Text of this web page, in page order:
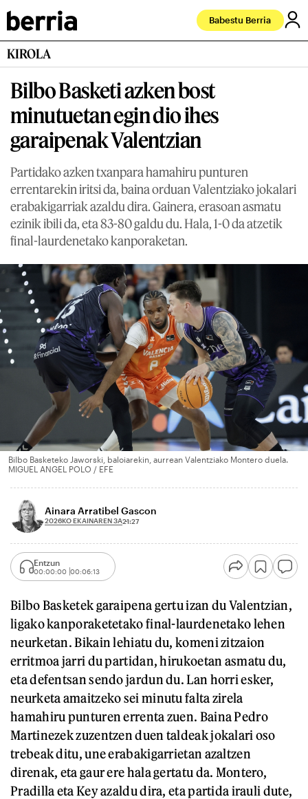
Babestu Berria
KIROLA
Bilbo Basketi azken bost
minutuetan egin dio ihes
garaipenak Valentzian
Partidako azken txanpara hamahiru punturen
errentarekin iritsi da, baina orduan Valentziako jokalari
erabakigarriak azaldu dira. Gainera, erasoan asmatu
ezinik ibili da, eta 83-80 galdu du. Hala, 1-0 da atzetik
final-laurdenetako kanporaketan.
Bilbo Basketeko Jaworski, baloiarekin, aurrean Valentziako Montero duela.
MIGUEL ANGEL POLO / EFE
Ainara Arratibel Gascon
2026KO EKAINAREN 3A21:27
Entzun
00:00:00 00:06:13
Bilbo Basketek garaipena gertu izan du Valentzian,
ligako kanporaketetako final-laurdenetako lehen
neurketan. Bikain lehiatu du, komeni zitzaion
erritmoa jarri du partidan, hirukoetan asmatu du,
eta defentsan sendo jardun du. Lan horri esker,
neurketa amaitzeko sei minutu falta zirela
hamahiru punturen errenta zuen. Baina Pedro
Martinezek zuzentzen duen taldeak jokalari oso
trebeak ditu, une erabakigarrietan azaltzen
direnak, eta gaur ere hala gertatu da. Montero,
Pradilla eta Key azaldu dira, eta partida irauli dute,